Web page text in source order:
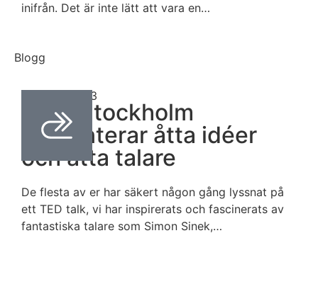
inifrån. Det är inte lätt att vara en…
Blogg
mars 31, 2023
TEDxStockholm
presenterar åtta idéer
och åtta talare
De flesta av er har säkert någon gång lyssnat på
ett TED talk, vi har inspirerats och fascinerats av
fantastiska talare som Simon Sinek,…